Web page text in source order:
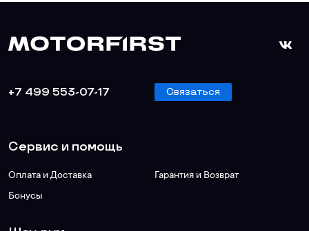
+7 499 553-07-17 Связаться
Сервис и помощь
Оплата и Доставка
Гарантия и Возврат
Бонусы